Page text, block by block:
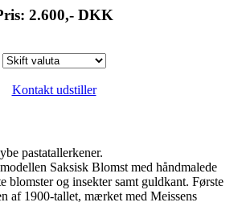
2.600,- DKK
Kontakt udstiller
pastatallerkener.
Saksisk Blomst med håndmalede
blomster og insekter samt guldkant. Første
af 1900-tallet, mærket med Meissens